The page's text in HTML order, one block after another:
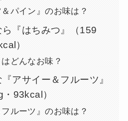
＆パイン』のお味は？
『はちみつ』（159
）
はどんなお味？
アサイー＆フルーツ』
・93kcal）
フルーツ』のお味は？